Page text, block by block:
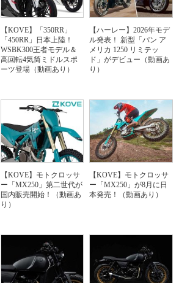
【KOVE】「350RR」
「450RR」日本上陸！
WSBK300王者モデル＆
高回転4気筒ミドルスポ
ーツ登場（動画あり）
【ハーレー】2026年モデ
ル発表！ 新型「パン ア
メリカ 1250 リミテッ
ド」がデビュー（動画あ
り）
【KOVE】モトクロッサ
ー「MX250」第二世代が
国内販売開始！（動画あ
り）
【KOVE】モトクロッサ
ー「MX250」が8月に日
本発売！（動画あり）